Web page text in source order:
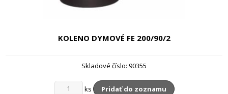
KOLENO DYMOVÉ FE 200/90/2
Skladové číslo: 90355
ks Pridať do zoznamu